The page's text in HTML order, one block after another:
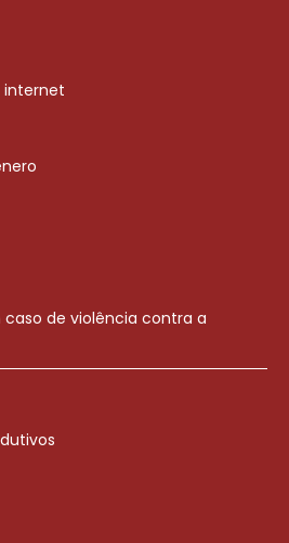
internet
de violência contra a